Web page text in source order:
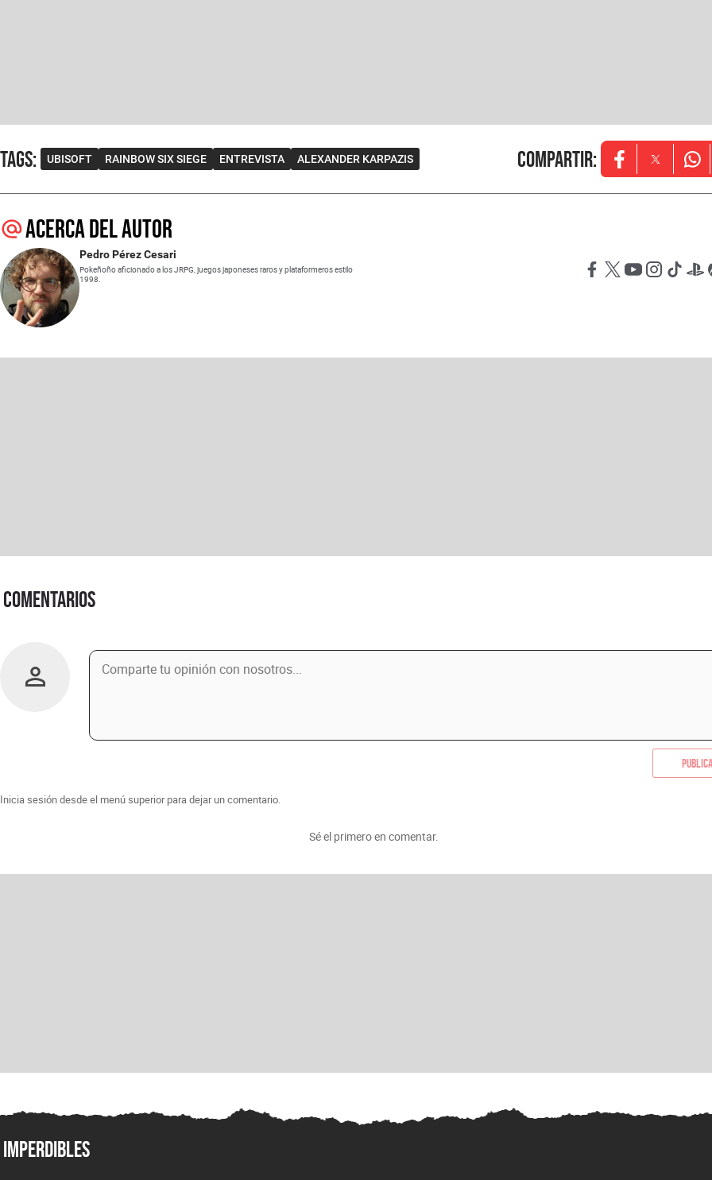
Tags: UBISOFT RAINBOW SIX SIEGE ENTREVISTA ALEXANDER KARPAZIS Compartir: Opens in new
Opens in
Acerca del autor
Pedro Pérez Cesari
Pokeñoño aficionado a los JRPG, juegos japoneses raros y plataformeros estilo
1998.
Opens in new
Opens in new
Opens in
Opens in
Comentarios
Inicia sesión desde el menú superior para dejar un comentario.
Sé el primero en comentar.
Imperdibles